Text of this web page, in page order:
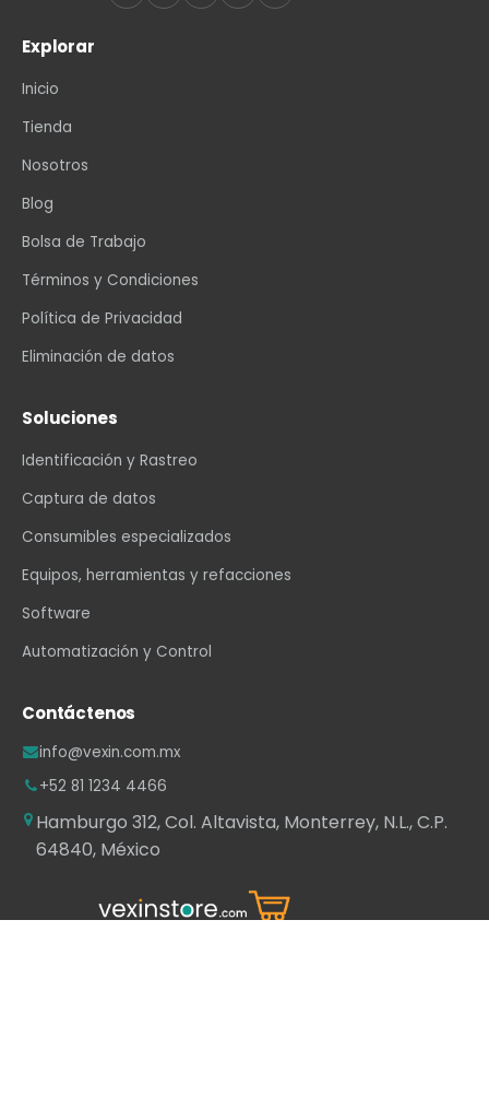
Explorar
Inicio
Tienda
Nosotros
Blog
Bolsa de Trabajo
Términos y Condiciones
Política de Privacidad
Eliminación de datos
Soluciones
Identificación y Rastreo
Captura de datos
Consumibles especializados
Equipos, herramientas y refacciones
Software
Automatización y Control
Contáctenos
info@vexin.com.mx
+52 81 1234 4466
Hamburgo 312, Col. Altavista, Monterrey, N.L., C.P.
64840, México